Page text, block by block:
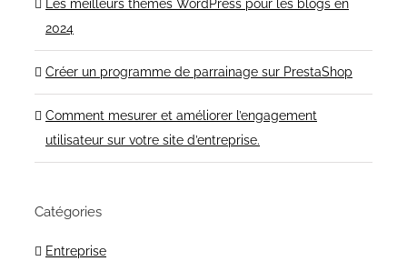
Les meilleurs thèmes WordPress pour les blogs en
2024
Créer un programme de parrainage sur PrestaShop
Comment mesurer et améliorer l’engagement
utilisateur sur votre site d’entreprise.
Catégories
Entreprise